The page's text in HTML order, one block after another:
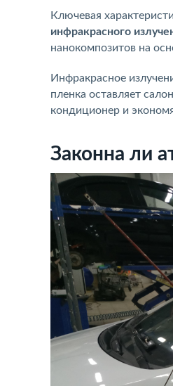
Ключевая
инфракрасного
нанокомпозитов на
Инфракрасное
пленка оставляет
кондиционер и
Законна ли